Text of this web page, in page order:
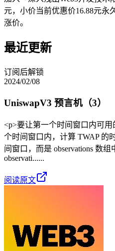
元，小价当前优惠价16.88元永
涨价。
最近更新
订阅后解锁
2024/02/08
UniswapV3 预言机（3）
<p>要让第一个时间窗口内可
个时间窗口内，计算 TWAP 的
间窗口，而是 observations 数
observati......
阅读原文